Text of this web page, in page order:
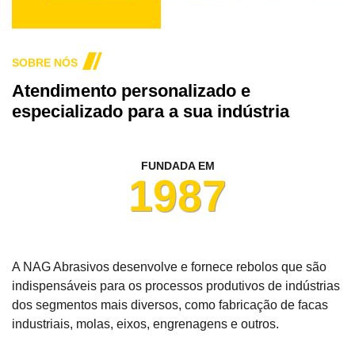
SOBRE NÓS
Atendimento personalizado e
especializado para a sua indústria
FUNDADA EM
1987
A NAG Abrasivos desenvolve e fornece rebolos que são
indispensáveis para os processos produtivos de indústrias
dos segmentos mais diversos, como fabricação de facas
industriais, molas, eixos, engrenagens e outros.